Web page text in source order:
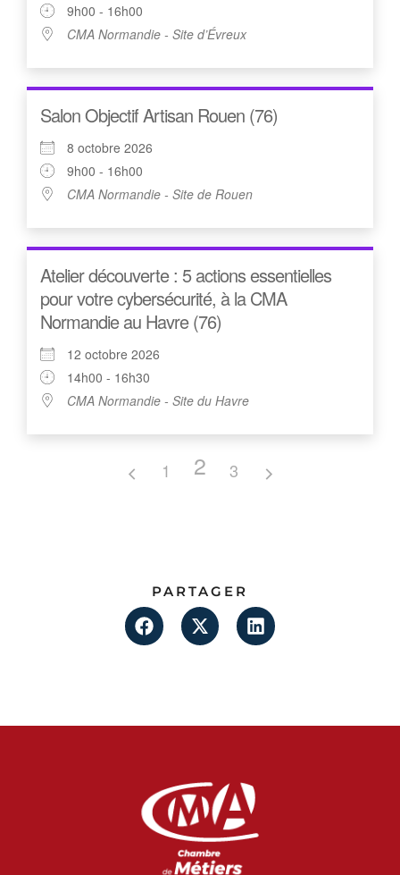
9h00 - 16h00
CMA Normandie - Site d’Évreux
Salon Objectif Artisan Rouen (76)
8 octobre 2026
9h00 - 16h00
CMA Normandie - Site de Rouen
Atelier découverte : 5 actions essentielles
pour votre cybersécurité, à la CMA
Normandie au Havre (76)
12 octobre 2026
14h00 - 16h30
CMA Normandie - Site du Havre
1 2 3
PARTAGER